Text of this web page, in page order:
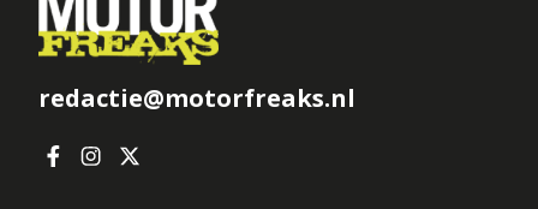
redactie@motorfreaks.nl